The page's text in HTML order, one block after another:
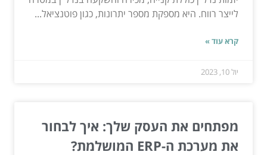
לייצר רווח. היא מספקת מספר יתרונות, כגון פוטנציאל...
קרא עוד »
יול 10, 2023
מפתחים את העסק שלך: איך לבחור
את מערכת ה-ERP המושלמת?